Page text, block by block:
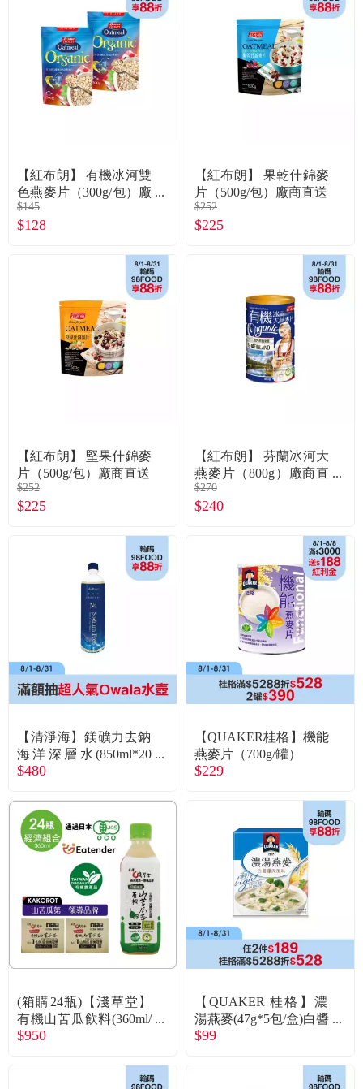
折價券、紅利說明
【紅布朗】 有機冰河雙
色燕麥片（300g/包）廠
商直送
$145
$128
【紅布朗】 果乾什錦麥
片（500g/包）廠商直送
$252
$225
【紅布朗】 堅果什錦麥
片（500g/包）廠商直送
$252
$225
【紅布朗】 芬蘭冰河大
燕麥片（800g）廠商直
送
$270
$240
【清淨海】鎂礦力去鈉
海洋深層水(850ml*20
入/箱)廠商直送
$480
【QUAKER桂格】機能
燕麥片（700g/罐）
$229
(箱購24瓶)【淺草堂】
有機山苦瓜飲料(360ml/
瓶)24瓶入 廠商直送
$950
【QUAKER 桂格】濃
湯燕麥(47g*5包/盒)白醬
雞肉
$99